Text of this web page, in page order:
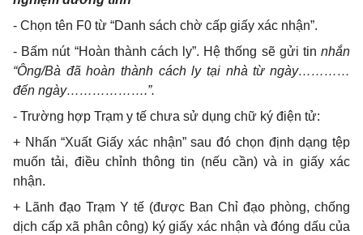
- Chọn tên F0 từ “Danh sách chờ cấp giấy xác nhận”.
- Bấm nút “Hoàn thành cách ly”. Hệ thống sẽ gửi tinnhắn
“Ông/Bà đã hoàn thành cách ly tại nhà từ ngày…………
đến ngày……………….”.
- Trường hợp Trạm y tế chưa sử dụng chữ ký điện tử:
+ Nhấn “Xuất Giấy xác nhận”sau đó chọn định dạng tệp
muốn tải, điều chỉnh thông tin (nếu cần) và in giấy xác
nhận.
+ Lãnh đạo Trạm Y tế (được Ban Chỉ đạo phòng, chống
dịch cấp xã phân công) ký giấy xác nhận và đóng dấu của